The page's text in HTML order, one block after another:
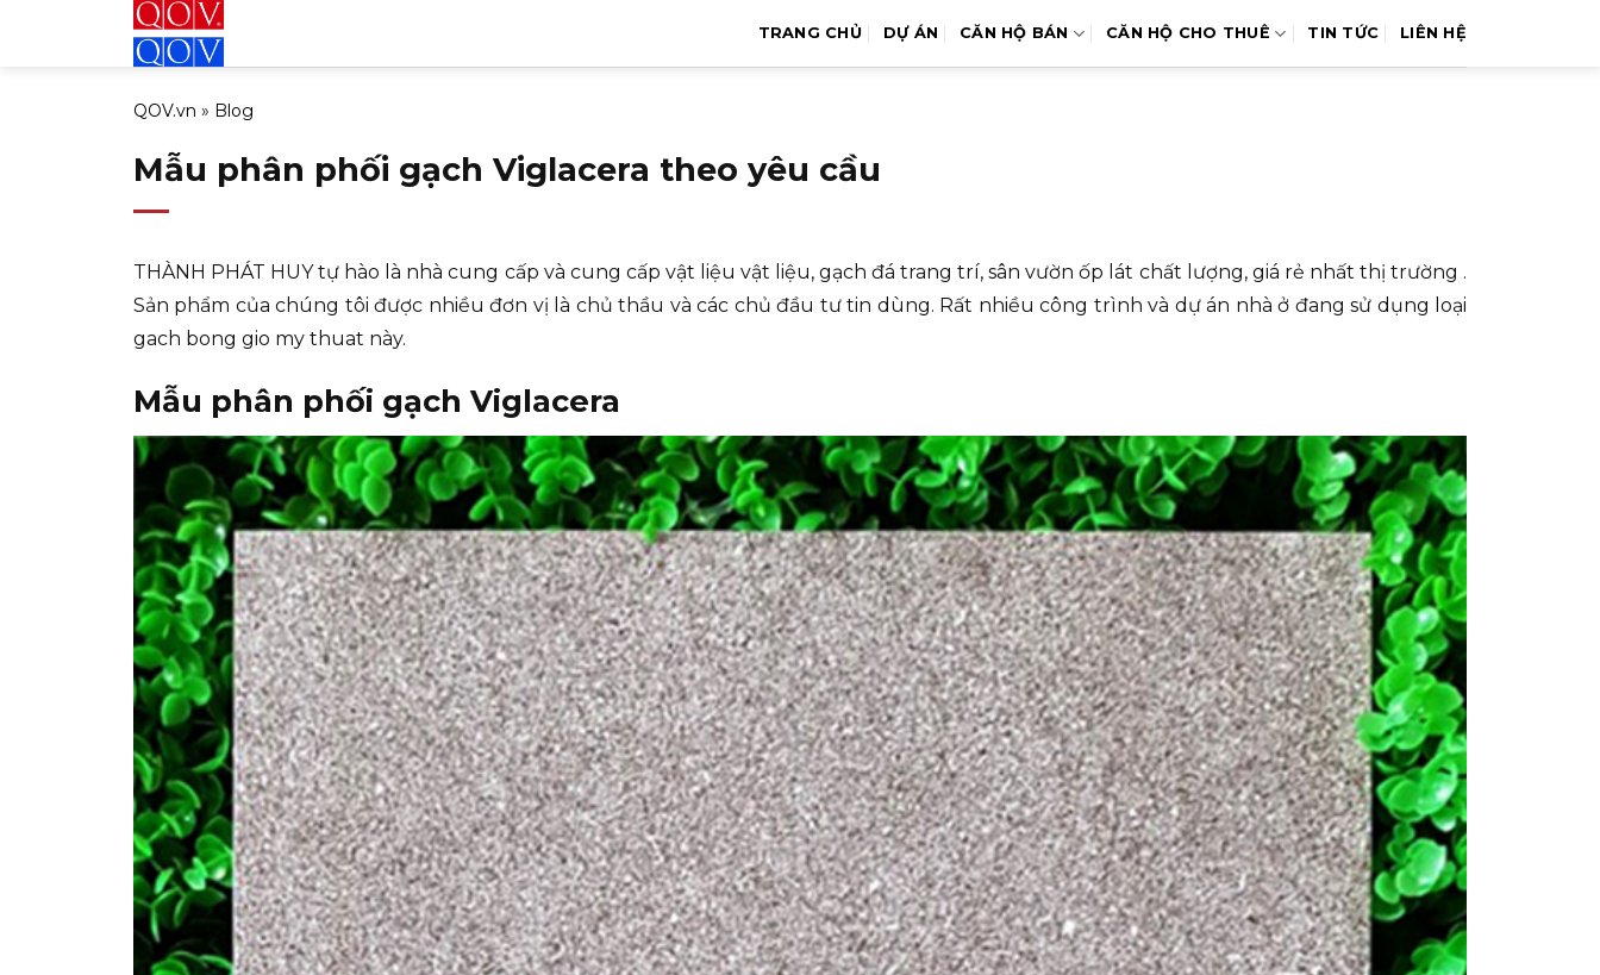
TRANG CHỦ DỰ ÁN CĂN HỘ BÁN CĂN HỘ CHO THUÊ TIN TỨC LIÊN HỆ
QOV.vn » Blog
Mẫu phân phối gạch Viglacera theo yêu cầu
THÀNH PHÁT HUY tự hào là nhà cung cấp và cung cấp vật liệu vật liệu, gạch đá trang trí, sân vườn ốp lát chất lượng, giá rẻ nhất thị trường .
Sản phẩm của chúng tôi được nhiều đơn vị là chủ thầu và các chủ đầu tư tin dùng. Rất nhiều công trình và dự án nhà ở đang sử dụng loại
gach bong gio my thuat này.
Mẫu phân phối gạch Viglacera